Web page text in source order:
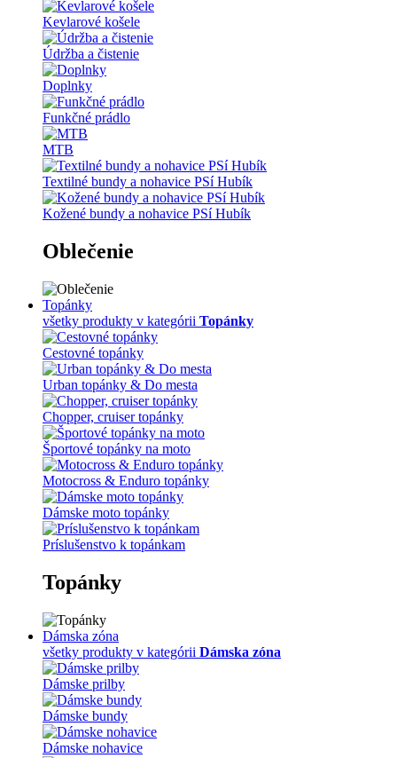
Kevlarové košele
Údržba a čistenie
Doplnky
Funkčné prádlo
MTB
Textilné bundy a nohavice PSí Hubík
Kožené bundy a nohavice PSí Hubík
Oblečenie
Topánky
všetky produkty v kategórii Topánky
Cestovné topánky
Urban topánky & Do mesta
Chopper, cruiser topánky
Športové topánky na moto
Motocross & Enduro topánky
Dámske moto topánky
Príslušenstvo k topánkam
Topánky
Dámska zóna
všetky produkty v kategórii Dámska zóna
Dámske prilby
Dámske bundy
Dámske nohavice